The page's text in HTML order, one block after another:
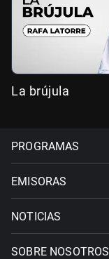
La brújula
PROGRAMAS
EMISORAS
NOTICIAS
SOBRE NOSOTROS